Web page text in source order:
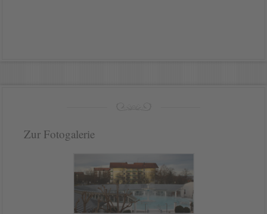
Zur Fotogalerie